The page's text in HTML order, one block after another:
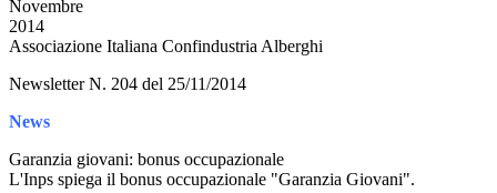
Novembre
2014
Associazione Italiana Confindustria Alberghi
Newsletter N. 204 del 25/11/2014
News
Garanzia giovani: bonus occupazionale
L'Inps spiega il bonus occupazionale "Garanzia Giovani".